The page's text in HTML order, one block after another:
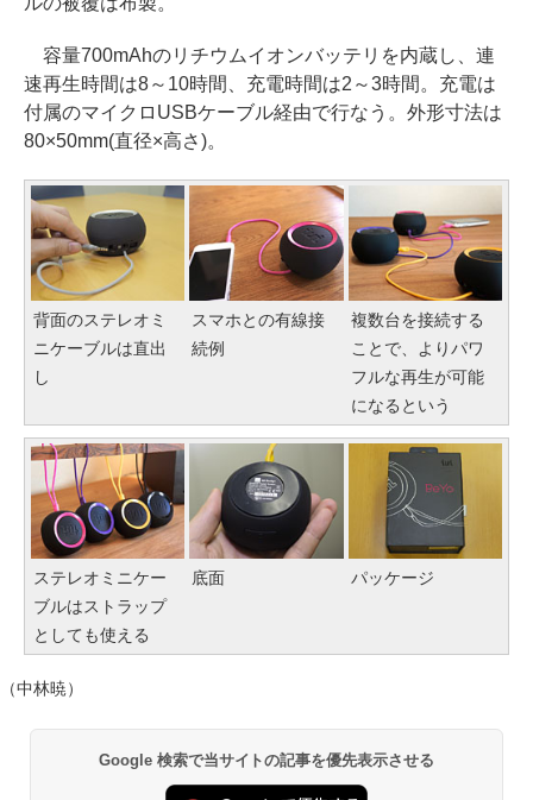
容量700mAhのリチウムイオンバッテリを内蔵し、連
速再生時間は8～10時間、充電時間は2～3時間。充電は
付属のマイクロUSBケーブル経由で行なう。外形寸法は
80×50mm(直径×高さ)。
背面のステレオミ
ニケーブルは直出
し
スマホとの有線接
続例
複数台を接続する
ことで、よりパワ
フルな再生が可能
になるという
ステレオミニケー
ブルはストラップ
としても使える
底面 パッケージ
（中林暁）
Google 検索で当サイトの記事を優先表示させる